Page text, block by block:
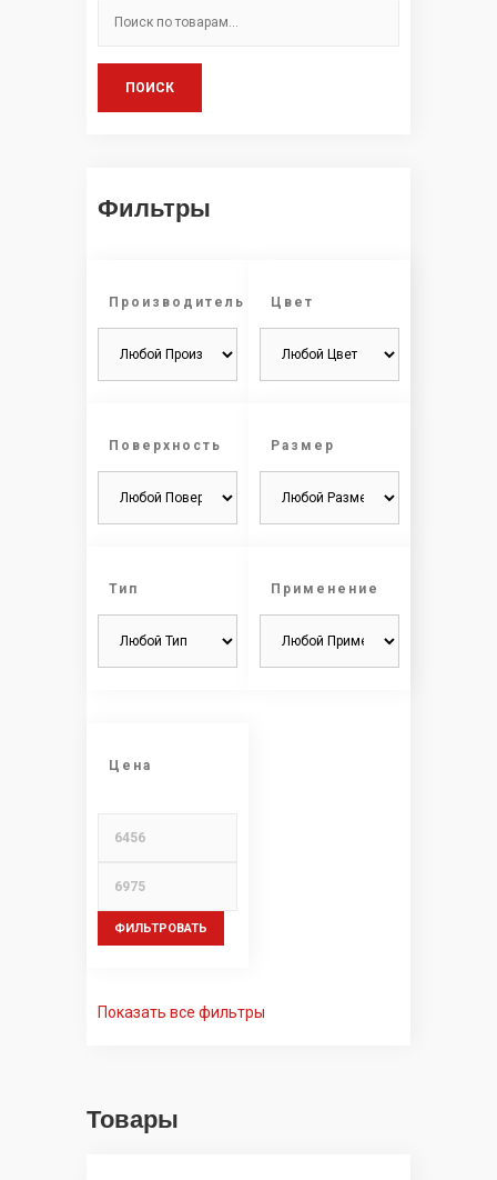
ПОИСК
Фильтры
Производитель Цвет
Поверхность Размер
Тип Применение
Цена
ФИЛЬТРОВАТЬ
Показать все фильтры
Товары